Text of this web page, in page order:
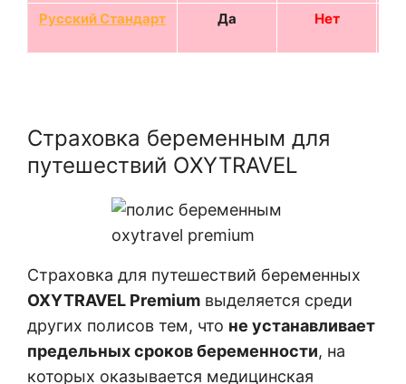
Русский Стандарт
Да Нет
Страховка беременным для
путешествий OXYTRAVEL
Страховка для путешествий беременных
OXYTRAVEL Premium выделяется среди
других полисов тем, что не устанавливает
предельных сроков беременности, на
которых оказывается медицинская